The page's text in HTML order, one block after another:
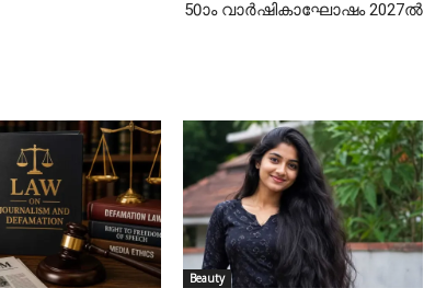
50ാം വാർഷികാഘോഷം 2027ൽ
Beauty